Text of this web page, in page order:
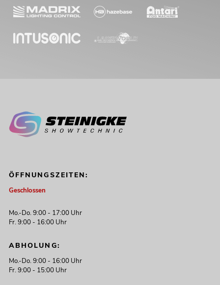
ÖFFNUNGSZEITEN:
Geschlossen
Mo.-Do. 9:00 - 17:00 Uhr
Fr. 9:00 - 16:00 Uhr
ABHOLUNG:
Mo.-Do. 9:00 - 16:00 Uhr
Fr. 9:00 - 15:00 Uhr